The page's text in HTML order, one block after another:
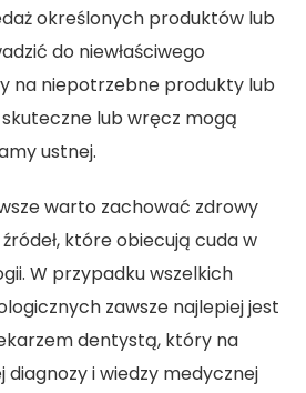
określonych produktów lub
do niewłaściwego
na niepotrzebne produkty lub
lub wręcz mogą
ustnej.
warto zachować zdrowy
które obiecują cuda w
W przypadku wszelkich
zawsze najlepiej jest
dentystą, który na
diagnozy i wiedzy medycznej